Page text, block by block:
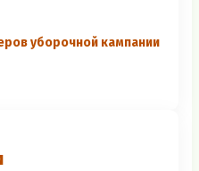
уборочной кампании